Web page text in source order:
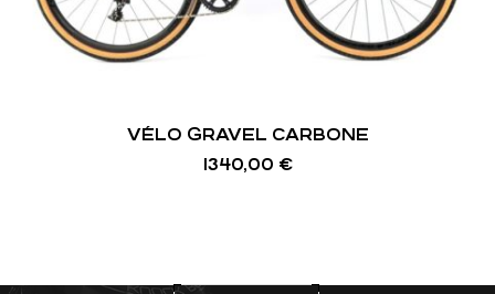
VÉLO GRAVEL CARBONE
1340,00 €